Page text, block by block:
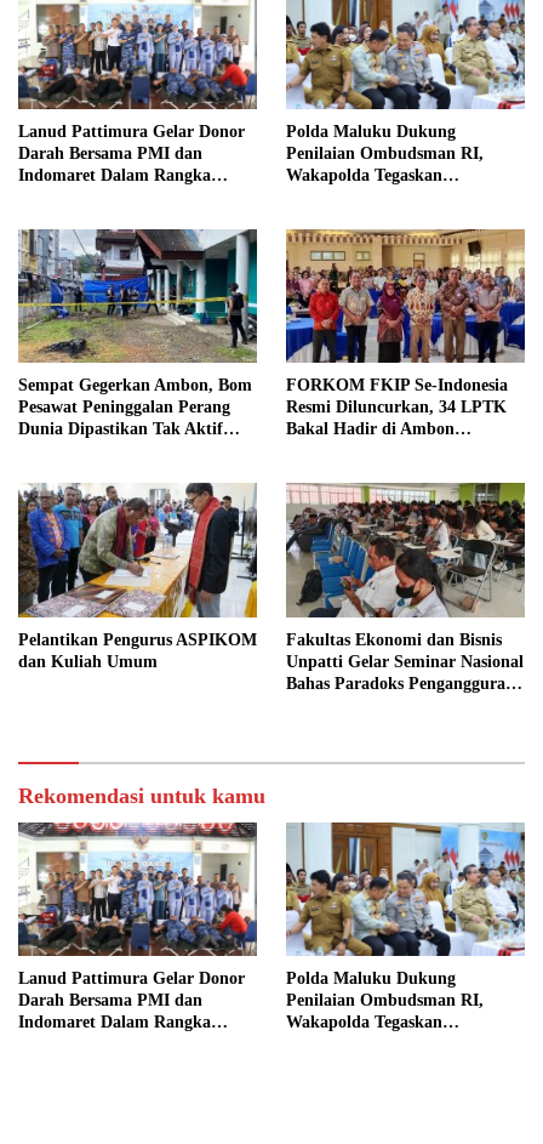
Lanud Pattimura Gelar Donor
Darah Bersama PMI dan
Indomaret Dalam Rangka
Polda Maluku Dukung
Penilaian Ombudsman RI,
Wakapolda Tegaskan
Akuntabel
Sempat Gegerkan Ambon, Bom
Pesawat Peninggalan Perang
Dunia Dipastikan Tak Aktif
FORKOM FKIP Se-Indonesia
Resmi Diluncurkan, 34 LPTK
Bakal Hadir di Ambon
Pelantikan Pengurus ASPIKOM
dan Kuliah Umum
Fakultas Ekonomi dan Bisnis
Unpatti Gelar Seminar Nasional
Bahas Paradoks Pengangguran
Rekomendasi untuk kamu
Lanud Pattimura Gelar Donor
Darah Bersama PMI dan
Indomaret Dalam Rangka
Polda Maluku Dukung
Penilaian Ombudsman RI,
Wakapolda Tegaskan